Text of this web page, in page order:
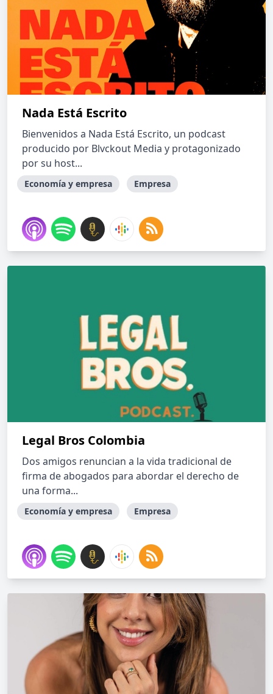
Nada Está Escrito
Bienvenidos a Nada Está Escrito, un podcast
producido por Blvckout Media y protagonizado
por su host...
Economía y empresa Empresa
Legal Bros Colombia
Dos amigos renuncian a la vida tradicional de
firma de abogados para abordar el derecho de
una forma...
Economía y empresa Empresa